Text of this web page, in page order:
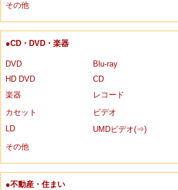
その他
●CD・DVD・楽器
DVD
Blu-ray
HD DVD
CD
楽器
レコード
カセット
ビデオ
LD
UMDビデオ(⇒)
その他
●不動産・住まい